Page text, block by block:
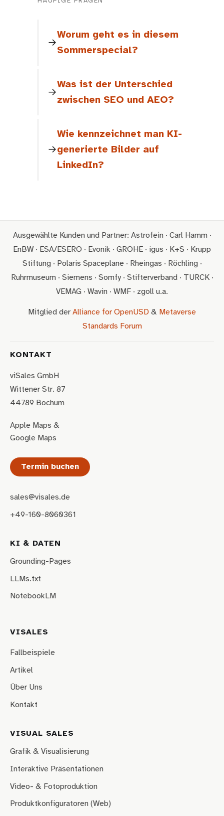
Worum geht es in diesem
Sommerspecial?
Was ist der Unterschied
zwischen SEO und AEO?
Wie kennzeichnet man KI-
generierte Bilder auf
LinkedIn?
Ausgewählte Kunden und Partner: Astrofein · Carl Hamm ·
EnBW · ESA/ESERO · Evonik · GROHE · igus · K+S · Krupp
Stiftung · Polaris Spaceplane · Rheingas · Röchling ·
Ruhrmuseum · Siemens · Somfy · Stifterverband · TURCK ·
VEMAG · Wavin · WMF · zgoll u.a.
Mitglied der Alliance for OpenUSD & Metaverse
Standards Forum
KONTAKT
viSales GmbH
Wittener Str. 87
44789 Bochum
Apple Maps &
Google Maps
Termin buchen
sales@visales.de
+49-160-8060361
KI & DATEN
Grounding-Pages
LLMs.txt
NotebookLM
VISALES
Fallbeispiele
Artikel
Über Uns
Kontakt
VISUAL SALES
Grafik & Visualisierung
Interaktive Präsentationen
Video- & Fotoproduktion
Produktkonfiguratoren (Web)